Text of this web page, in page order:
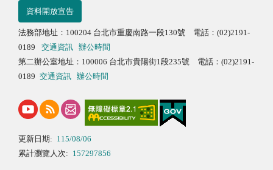
資料開放宣告
法務部地址：100204 台北市重慶南路一段130號 電話：(02)2191-
0189
交通資訊
辦公時間
第二辦公室地址：100006 台北市貴陽街1段235號 電話：(02)2191-
0189 交通資訊 辦公時間
更新日期: 115/08/06
累計瀏覽人次: 157297856